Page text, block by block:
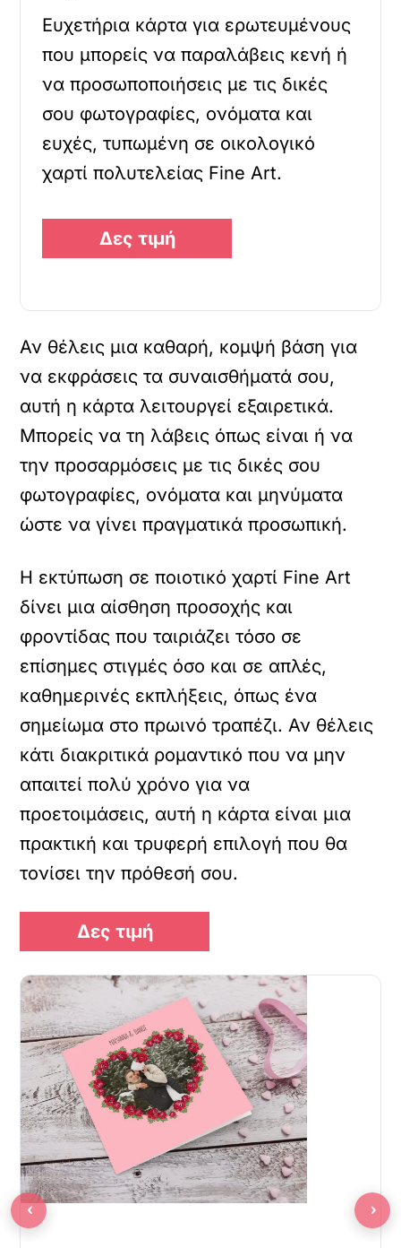
Ευχετήρια κάρτα για ερωτευμένους
που μπορείς να παραλάβεις κενή ή
να προσωποποιήσεις με τις δικές
σου φωτογραφίες, ονόματα και
ευχές, τυπωμένη σε οικολογικό
χαρτί πολυτελείας Fine Art.
Δες τιμή
Αν θέλεις μια καθαρή, κομψή βάση για
να εκφράσεις τα συναισθήματά σου,
αυτή η κάρτα λειτουργεί εξαιρετικά.
Μπορείς να τη λάβεις όπως είναι ή να
την προσαρμόσεις με τις δικές σου
φωτογραφίες, ονόματα και μηνύματα
ώστε να γίνει πραγματικά προσωπική.
Η εκτύπωση σε ποιοτικό χαρτί Fine Art
δίνει μια αίσθηση προσοχής και
φροντίδας που ταιριάζει τόσο σε
επίσημες στιγμές όσο και σε απλές,
καθημερινές εκπλήξεις, όπως ένα
σημείωμα στο πρωινό τραπέζι. Αν θέλεις
κάτι διακριτικά ρομαντικό που να μην
απαιτεί πολύ χρόνο για να
προετοιμάσεις, αυτή η κάρτα είναι μια
πρακτική και τρυφερή επιλογή που θα
τονίσει την πρόθεσή σου.
Δες τιμή
‹ ›